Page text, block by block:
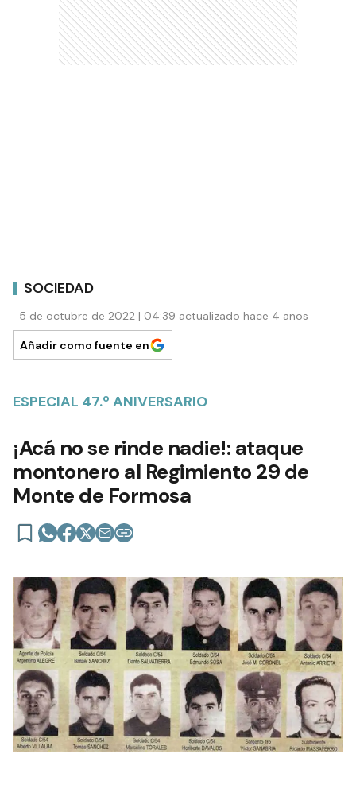
SOCIEDAD
5 de octubre de 2022 | 04:39 actualizado hace 4 años
Añadir como fuente en
ESPECIAL 47.º ANIVERSARIO
¡Acá no se rinde nadie!: ataque
montonero al Regimiento 29 de
Monte de Formosa